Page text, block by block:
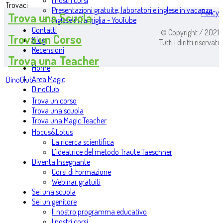
Presentazioni gratuite, laboratori e inglese in vacanza
Inglese in famiglia - YouTube
Contatti
Blog
Recensioni
Home
Area Magic
DinoClub
Trova un corso
Trova una scuola
Trova una Magic Teacher
Hocus&Lotus
La ricerca scientifica
L’ideatrice del metodo Traute Taeschner
Diventa Insegnante
Corsi di Formazione
Webinar gratuiti
Sei una scuola
Sei un genitore
Il nostro programma educativo
Trovaci
Trova una Scuola
Trova un Corso
Trova una Teacher
DinoClub
Policy
© Copyright / 2021
Tutti i diritti riservati